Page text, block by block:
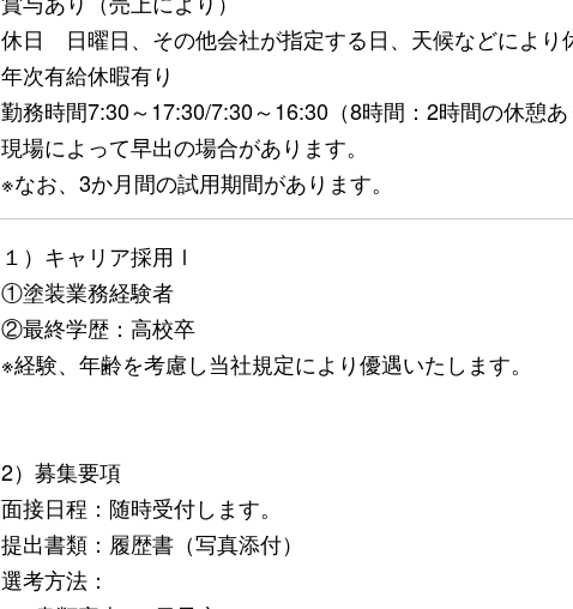
休日 日曜日、その他会社が指定する日、天候などにより
年次有給休暇有り
勤務時間7:30～17:30/7:30～16:30（8時間：2時間の休憩
現場によって早出の場合があります。
※なお、3か月間の試用期間があります。
１）キャリア採用Ⅰ
①塗装業務経験者
②最終学歴：高校卒
※経験、年齢を考慮し当社規定により優遇いたします。
2）募集要項
面接日程：随時受付します。
提出書類：履歴書（写真添付）
選考方法：